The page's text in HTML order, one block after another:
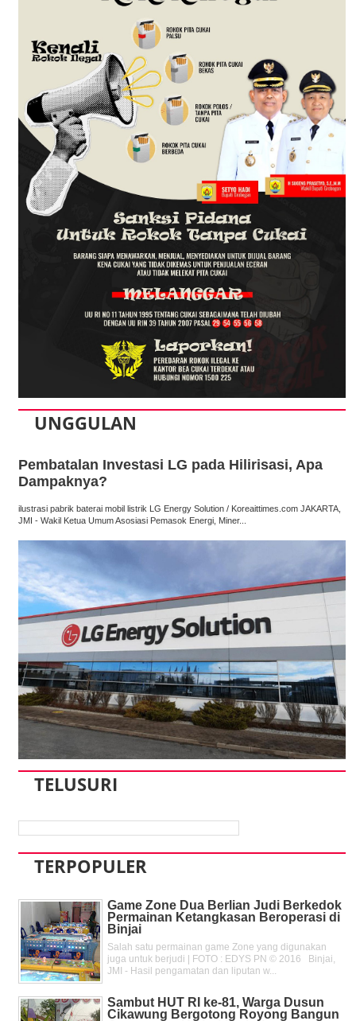
UNGGULAN
Pembatalan Investasi LG pada Hilirisasi, Apa
Dampaknya?
ilustrasi pabrik baterai mobil listrik LG Energy Solution / Koreaittimes.com JAKARTA,
JMI - Wakil Ketua Umum Asosiasi Pemasok Energi, Miner...
TELUSURI
TERPOPULER
Game Zone Dua Berlian Judi Berkedok
Permainan Ketangkasan Beroperasi di
Binjai
Salah satu permainan game Zone yang digunakan
juga untuk berjudi | FOTO : EDYS PN © 2016 Binjai,
JMI - Hasil pengamatan dan liputan w...
Sambut HUT RI ke-81, Warga Dusun
Cikawung Bergotong Royong Bangun